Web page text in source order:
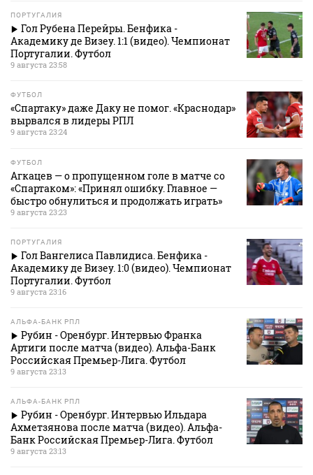
ПОРТУГАЛИЯ
Гол Рубена Перейры. Бенфика -
Академику де Визеу. 1:1 (видео). Чемпионат
Португалии. Футбол
9 августа 23:58
ФУТБОЛ
«Спартаку» даже Даку не помог. «Краснодар»
вырвался в лидеры РПЛ
9 августа 23:24
ФУТБОЛ
Агкацев — о пропущенном голе в матче со
«Спартаком»: «Принял ошибку. Главное —
быстро обнулиться и продолжать играть»
9 августа 23:23
ПОРТУГАЛИЯ
Гол Вангелиса Павлидиса. Бенфика -
Академику де Визеу. 1:0 (видео). Чемпионат
Португалии. Футбол
9 августа 23:16
АЛЬФА-БАНК РПЛ
Рубин - Оренбург. Интервью Франка
Артиги после матча (видео). Альфа-Банк
Российская Премьер-Лига. Футбол
9 августа 23:13
АЛЬФА-БАНК РПЛ
Рубин - Оренбург. Интервью Ильдара
Ахметзянова после матча (видео). Альфа-
Банк Российская Премьер-Лига. Футбол
9 августа 23:13